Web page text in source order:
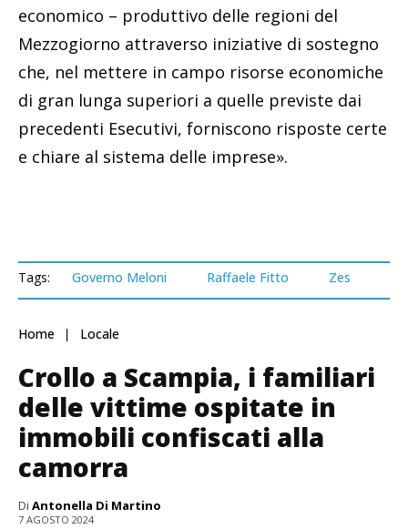
economico – produttivo delle regioni del
Mezzogiorno attraverso iniziative di sostegno
che, nel mettere in campo risorse economiche
di gran lunga superiori a quelle previste dai
precedenti Esecutivi, forniscono risposte certe
e chiare al sistema delle imprese».
Tags: Governo Meloni Raffaele Fitto Zes
Home Locale
Crollo a Scampia, i familiari
delle vittime ospitate in
immobili confiscati alla
camorra
Di Antonella Di Martino
7 AGOSTO 2024